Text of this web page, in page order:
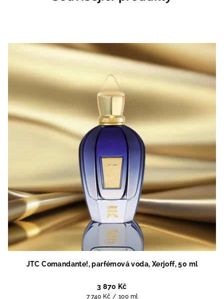
JTC Comandante!, parfémová voda, Xerjoff, 50 ml
3 870 Kč
Měrná
7 740 Kč / 100 ml